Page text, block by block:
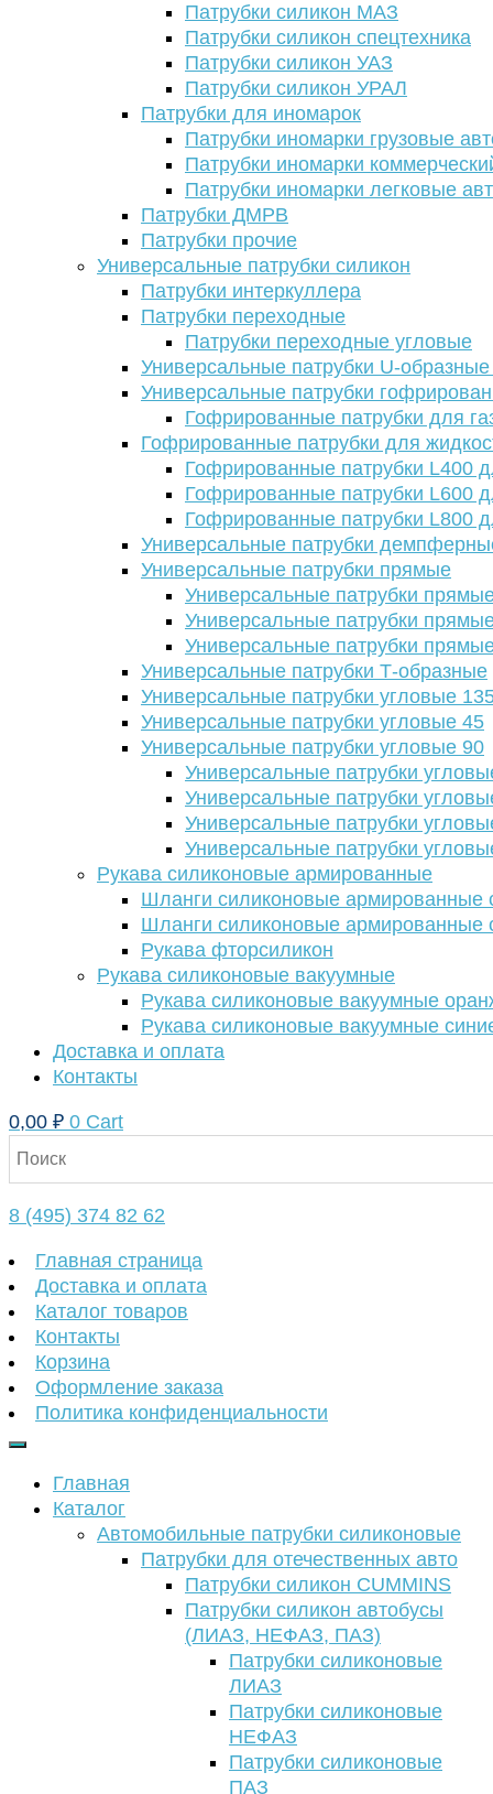
Патрубки силикон МАЗ
Патрубки силикон спецтехника
Патрубки силикон УАЗ
Патрубки силикон УРАЛ
Патрубки для иномарок
Патрубки иномарки грузовые
Патрубки иномарки
Патрубки иномарки легковые
Патрубки ДМРВ
Патрубки прочие
Универсальные патрубки силикон
Патрубки интеркуллера
Патрубки переходные
Патрубки переходные угловые
Универсальные патрубки U-
Универсальные патрубки
Гофрированные патрубки для
Гофрированные патрубки для
Гофрированные патрубки L400
Гофрированные патрубки L600
Гофрированные патрубки L800
Универсальные патрубки
Универсальные патрубки прямые
Универсальные патрубки
Универсальные патрубки
Универсальные патрубки
Универсальные патрубки Т-образные
Универсальные патрубки угловые
Универсальные патрубки угловые 45
Универсальные патрубки угловые 90
Универсальные патрубки
Универсальные патрубки
Универсальные патрубки
Универсальные патрубки
Рукава силиконовые армированные
Шланги силиконовые армированные
Шланги силиконовые армированные
Рукава фторсиликон
Рукава силиконовые вакуумные
Рукава силиконовые вакуумные
Рукава силиконовые вакуумные
Доставка и оплата
Контакты
0,00 ₽ 0 Cart
8 (495) 374 82 62
Главная страница
Доставка и оплата
Каталог товаров
Контакты
Корзина
Оформление заказа
Политика конфиденциальности
Главная
Каталог
Автомобильные патрубки силиконовые
Патрубки для отечественных авто
Патрубки силикон CUMMINS
Патрубки силикон автобусы
(ЛИАЗ, НЕФАЗ, ПАЗ)
Патрубки силиконовые
ЛИАЗ
Патрубки силиконовые
НЕФАЗ
Патрубки силиконовые
ПАЗ